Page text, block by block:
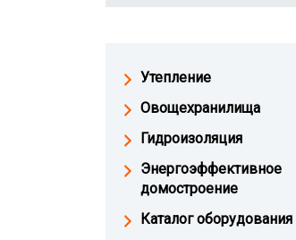
Утепление
Овощехранилища
Гидроизоляция
Энергоэффективное
домостроение
Каталог оборудования